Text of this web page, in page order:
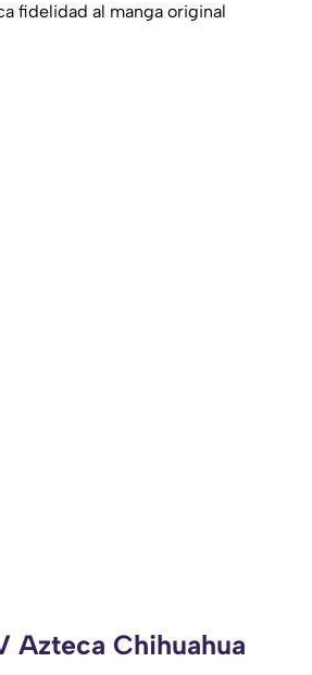
fidelidad al manga original
Azteca Chihuahua